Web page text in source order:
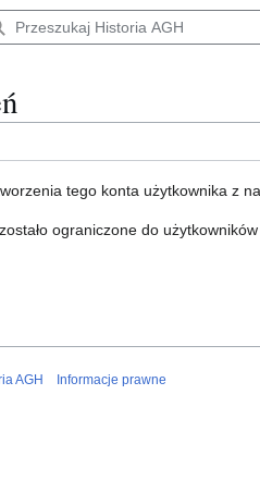
tego konta użytkownika z
ograniczone do
AGH Informacje prawne